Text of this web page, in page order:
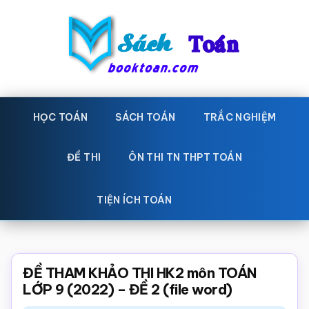
Sách
Toán
toán
Học
toán,
giáo
Toán,
trắc
HỌC TOÁN SÁCH TOÁN TRẮC NGHIỆM
ĐỀ THI ÔN THI TN THPT TOÁN
TIỆN ÍCH TOÁN
ĐỀ THAM KHẢO THI HK2 môn TOÁN
LỚP 9 (2022) – ĐỀ 2 (file word)